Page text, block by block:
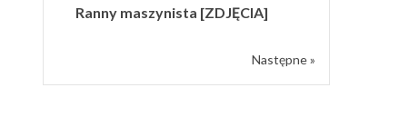
Ranny maszynista [ZDJĘCIA]
Następne »